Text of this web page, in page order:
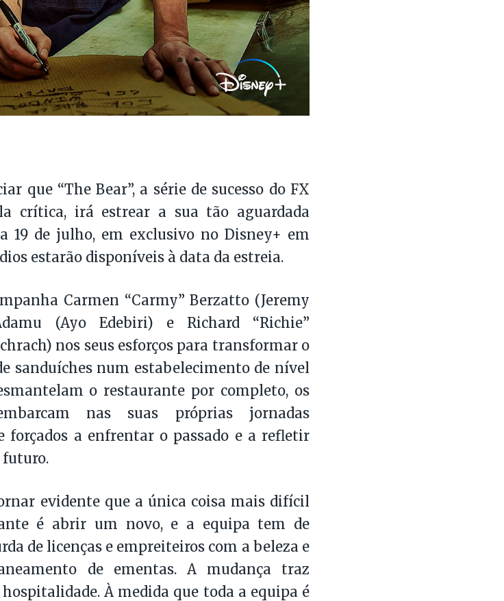
que “The Bear”, a série de sucesso do FX
crítica, irá estrear a sua tão aguardada
19 de julho, em exclusivo no Disney+ em
estarão disponíveis à data da estreia.
Carmen “Carmy” Berzatto (Jeremy
(Ayo Edebiri) e Richard “Richie”
nos seus esforços para transformar o
sanduíches num estabelecimento de nível
o restaurante por completo, os
nas suas próprias jornadas
forçados a enfrentar o passado e a refletir
futuro.
evidente que a única coisa mais difícil
é abrir um novo, e a equipa tem de
de licenças e empreiteiros com a beleza e
de ementas. A mudança traz
À medida que toda a equipa é